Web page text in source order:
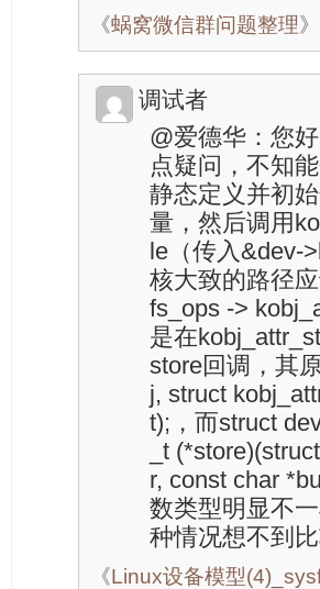
《蜗窝微信群问题整理》
调试者
@爱德华：您
点疑问，不知
静态定义并初
量，然后调用
le（传入&dev-
核大致的路径
fs_ops ->
是在
store回调，其
j, struct
t);，而struct
_t
r, const char
数类型明显不
种情况想不到
《Linux设备模型